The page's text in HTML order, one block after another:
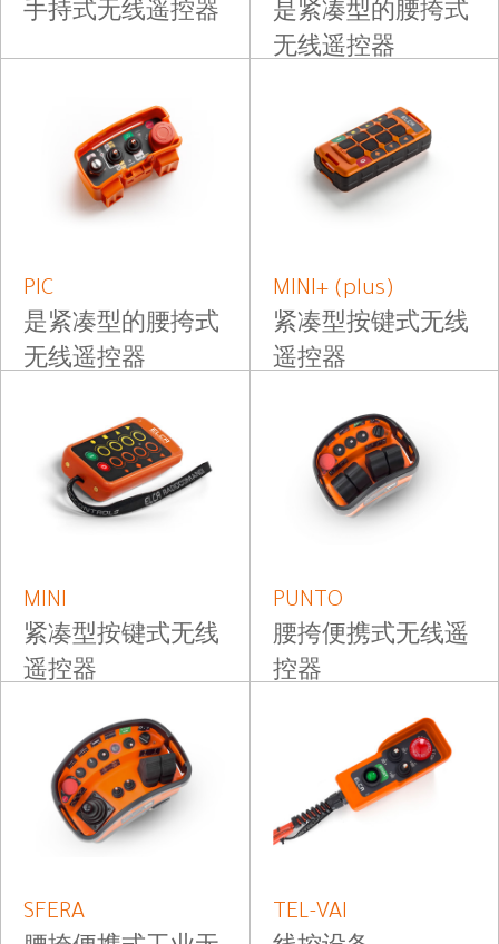
手持式无线遥控器
是紧凑型的腰挎式
无线遥控器
PIC
是紧凑型的腰挎式
无线遥控器
MINI+ (plus)
紧凑型按键式无线
遥控器
MINI
紧凑型按键式无线
遥控器
PUNTO
腰挎便携式无线遥
控器
SFERA
TEL-VAI